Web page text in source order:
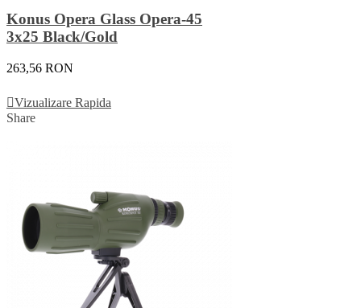
Konus Opera Glass Opera-45
3x25 Black/Gold
263,56 RON
Vizualizare Rapida
Share